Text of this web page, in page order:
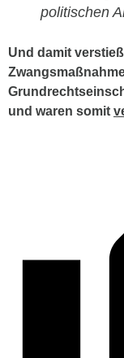
politischen
Und damit
und waren somit